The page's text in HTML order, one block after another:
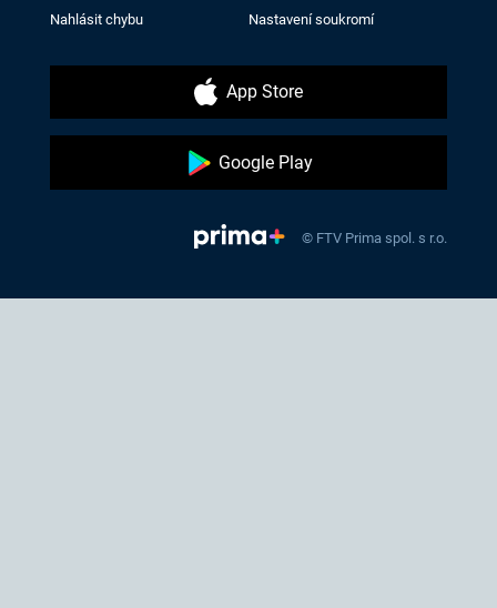
Nahlásit chybu Nastavení soukromí
App Store
Google Play
© FTV Prima spol. s r.o.